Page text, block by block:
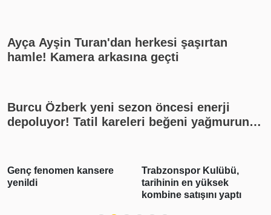
Ayça Ayşin Turan'dan herkesi şaşırtan
hamle! Kamera arkasına geçti
Burcu Özberk yeni sezon öncesi enerji
depoluyor! Tatil kareleri beğeni yağmuruna
fenomen kansere
Trabzonspor Kulübü,
tarihinin en yüksek
kombine satışını yaptı